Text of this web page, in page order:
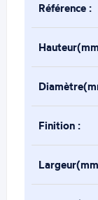
Référence :
Finition :